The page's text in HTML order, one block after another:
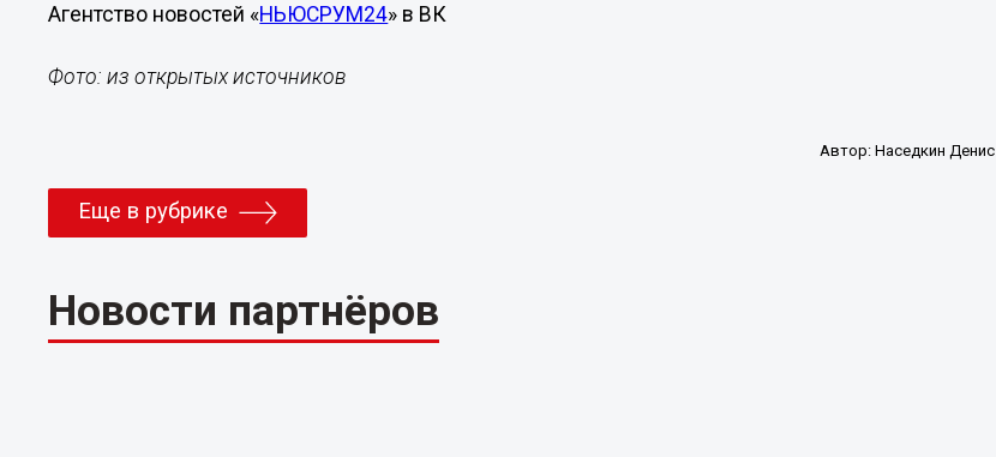
Агентство новостей «НЬЮСРУМ24» в ВК
Фото: из открытых источников
Автор: Наседкин Денис
Еще в рубрике
Новости партнёров